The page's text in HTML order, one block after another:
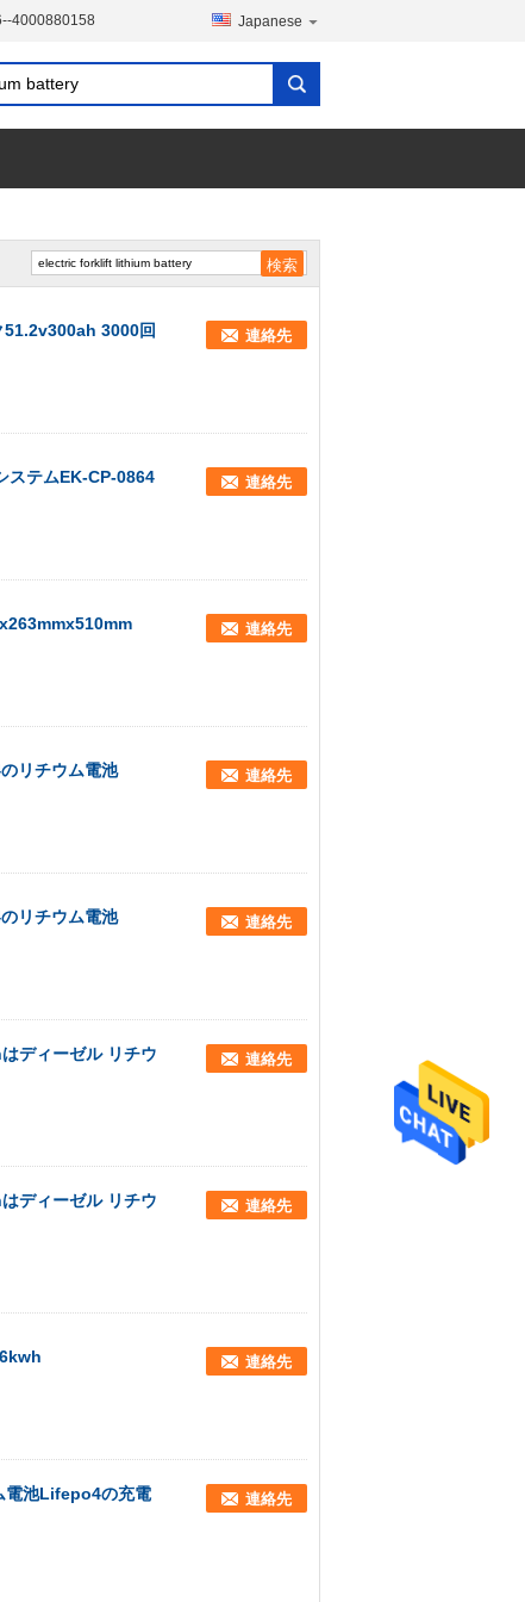
4000880158 Japanese
51.2v300ah 3000回 連絡先
ステムEK-CP-0864 連絡先
連絡先
リチウム電池 連絡先
リチウム電池 連絡先
ディーゼル リチウ
連絡先
ディーゼル リチウ
連絡先
連絡先
電池Lifepo4の充電
連絡先